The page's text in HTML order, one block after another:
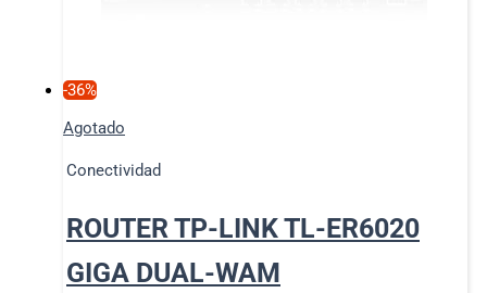
-36%
Agotado
Conectividad
ROUTER TP-LINK TL-ER6020
GIGA DUAL-WAM